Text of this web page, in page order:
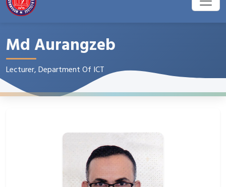
Md Aurangzeb
Lecturer, Department Of ICT